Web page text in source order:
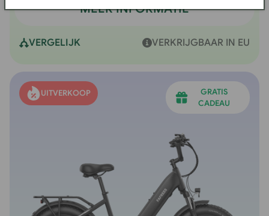
MEER INFORMATIE
VERGELIJK VERKRIJGBAAR IN EU
UITVERKOOP
GRATIS
CADEAU